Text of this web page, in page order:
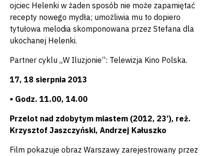
ojciec Helenki w żaden sposób nie może zapamiętać
recepty nowego mydła; umożliwia mu to dopiero
tytułowa melodia skomponowana przez Stefana dla
ukochanej Helenki.
Partner cyklu „W Iluzjonie”: Telewizja Kino Polska.
17, 18 sierpnia 2013
• Godz. 11.00, 14.00
Przelot nad zdobytym miastem (2012, 23’), reż.
Krzysztof Jaszczyński, Andrzej Kałuszko
Film pokazuje obraz Warszawy zarejestrowany przez